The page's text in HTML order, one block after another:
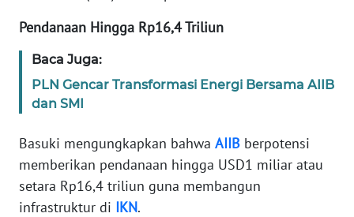
Pendanaan Hingga Rp16,4 Triliun
Baca Juga:
PLN Gencar Transformasi Energi Bersama AIIB
dan SMI
Basuki mengungkapkan bahwa AIIB berpotensi
memberikan pendanaan hingga USD1 miliar atau
setara Rp16,4 triliun guna membangun
infrastruktur di IKN.
IKLAN
TENTANG
KAMI
MEDIA
SIBER
REDAKSI